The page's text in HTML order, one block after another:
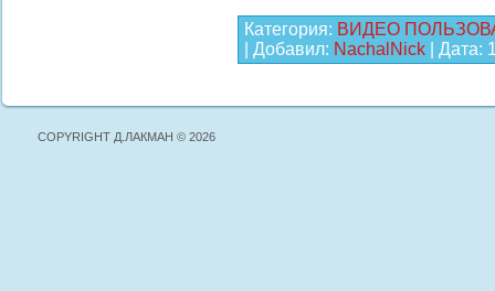
Категория: ВИДЕО
| Добавил: NachalNick | Дата:
COPYRIGHT Д.ЛАКМАН © 2026